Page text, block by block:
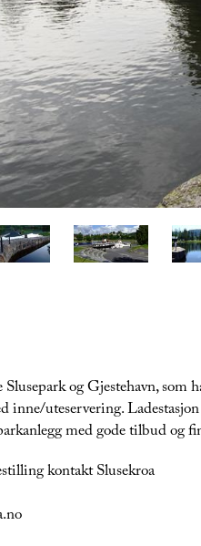
og Gjestehavn, som
inne/uteservering.
med gode tilbud og
kontakt Slusekroa